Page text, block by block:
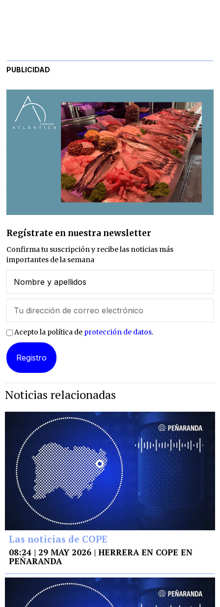
PUBLICIDAD
Regístrate en nuestra newsletter
Confirma tu suscripción y recibe las noticias más
importantes de la semana
Acepto la política de protección de datos.
Noticias relacionadas
Las noticias de COPE
08:24 | 29 MAY 2026 | HERRERA EN COPE EN
PEÑARANDA